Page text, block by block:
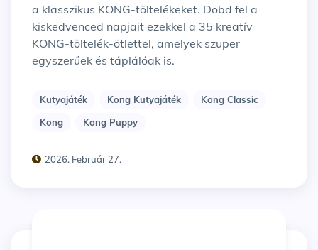
a klasszikus KONG-töltelékeket. Dobd fel a
kiskedvenced napjait ezekkel a 35 kreatív
KONG-töltelék-ötlettel, amelyek szuper
egyszerűek és táplálóak is.
Kutyajáték Kong Kutyajáték
Kong Classic
Kong
Kong Puppy
2026. Február 27.